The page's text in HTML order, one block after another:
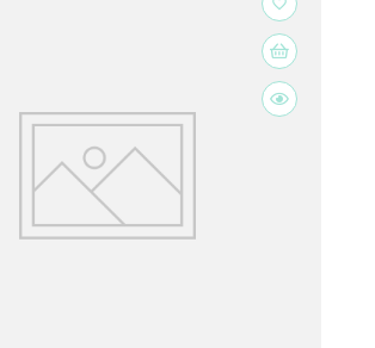
favorite_border